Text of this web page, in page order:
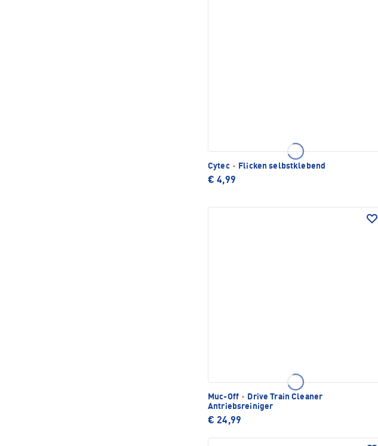
Cytec · Flicken selbstklebend
€ 4,99
Muc-Off ·
Drive Train Cleaner
Antriebsreiniger
€ 24,99